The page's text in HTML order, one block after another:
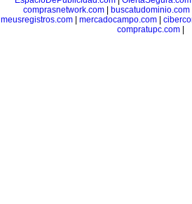
comprasnetwork.com
buscatudominio.com
meusregistros.com| mercadocampo.com|
compratupc.com